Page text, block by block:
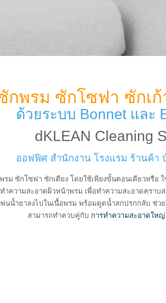
กพรม ซักโซฟา ซักเก้
ด้วยระบบ Bonnet และ
dKLEAN Cleaning
ออฟฟิศ สำนักงาน โรงแรม ร้านค้า
ม ซักโซฟา ซักเตียง โดยใช้เพียงขั้นตอนเดียวหรือ
ำความสะอาดผิวหน้าพรม เพื่อทำความสะอาดคราบ
พ่นน้ำยาลงไปในเนื้อพรม พร้อมดูดน้ำสกปรกกลับ ช่ว
สามารถทำควบคู่กับ การทำความสะอาดใหญ่